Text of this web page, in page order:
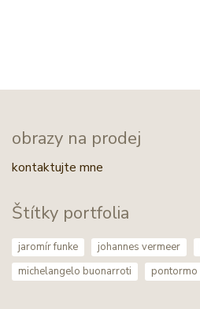
obrazy na prodej
kontaktujte mne
Štítky portfolia
jaromír funke johannes vermeer
michelangelo buonarroti
pontormo